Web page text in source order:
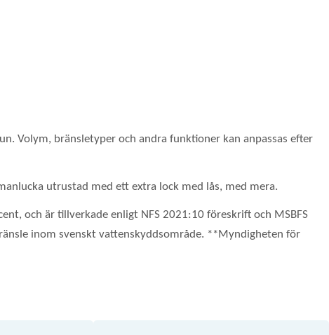
Volym, bränsletyper och andra funktioner kan anpassas efter
utrustad med ett extra lock med lås, med mera.
och är tillverkade enligt NFS 2021:10 föreskrift och MSBFS
inom svenskt vattenskyddsområde. **Myndigheten för